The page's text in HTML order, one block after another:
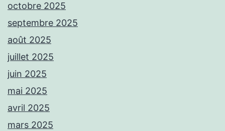
octobre 2025
septembre 2025
août 2025
juillet 2025
juin 2025
mai 2025
avril 2025
mars 2025